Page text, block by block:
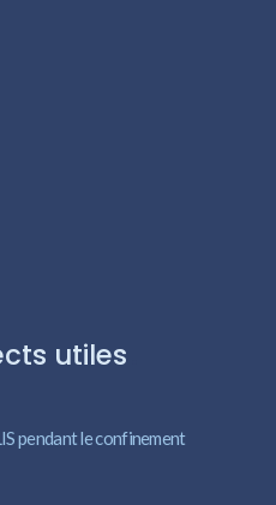
utiles
pendant le confinement